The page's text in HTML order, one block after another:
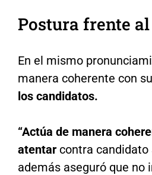
Postura frente
En el mismo
manera coherente con su
los candidatos.
“Actúa de manera
atentarcontra candidato
además aseguró que no